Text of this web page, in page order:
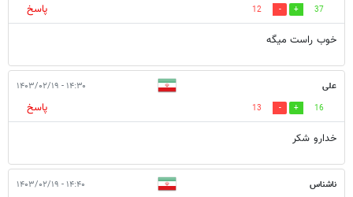
37
12
پاسخ
خوب راست میگه
علی ۱۴:۳۰ - ۱۴۰۳/۰۲/۱۹
16
13
پاسخ
خدارو شکر
ناشناس ۱۴:۴۰ - ۱۴۰۳/۰۲/۱۹